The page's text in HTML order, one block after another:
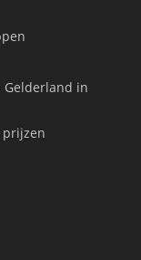
Gelderland in
prijzen